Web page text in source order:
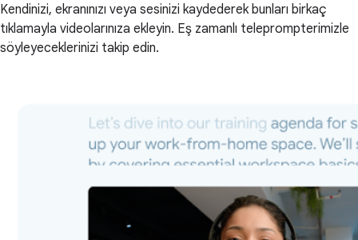
Kendinizi, ekranınızı veya sesinizi kaydederek bunları birkaç
tıklamayla videolarınıza ekleyin. Eş zamanlı teleprompterimizle
söyleyeceklerinizi takip edin.